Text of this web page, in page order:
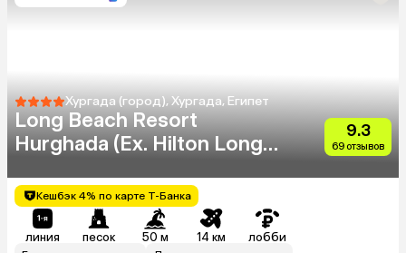
Хургада (город), Хургада, Египет
Long Beach Resort
Hurghada (Ex. Hilton Long
9.3
69 отзывов
Кешбэк 4% по карте Т-Банка
линия песок 50 м 14 км лобби